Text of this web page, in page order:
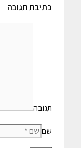
כתיבת תגובה
תגובה
שם